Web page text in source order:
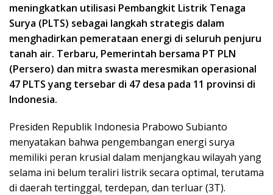
meningkatkan utilisasi Pembangkit Listrik Tenaga
Surya (PLTS) sebagai langkah strategis dalam
menghadirkan pemerataan energi di seluruh penjuru
tanah air. Terbaru, Pemerintah bersama PT PLN
(Persero) dan mitra swasta meresmikan operasional
47 PLTS yang tersebar di 47 desa pada 11 provinsi di
Indonesia.
Presiden Republik Indonesia Prabowo Subianto
menyatakan bahwa pengembangan energi surya
memiliki peran krusial dalam menjangkau wilayah yang
selama ini belum teraliri listrik secara optimal, terutama
di daerah tertinggal, terdepan, dan terluar (3T).